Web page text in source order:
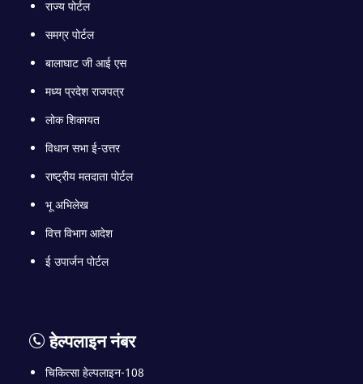
राज्य पोर्टल
समग्र पोर्टल
बालाघाट जी आई एस
मध्य प्रदेश राजपत्र
लोक शिकायत
विधान सभा ई-उत्तर
राष्ट्रीय मतदाता पोर्टल
भू अभिलेख
वित्त विभाग आदेश
ई उपार्जन पोर्टल
हेल्पलाइन नंबर
चिकित्सा हेल्पलाइन-108